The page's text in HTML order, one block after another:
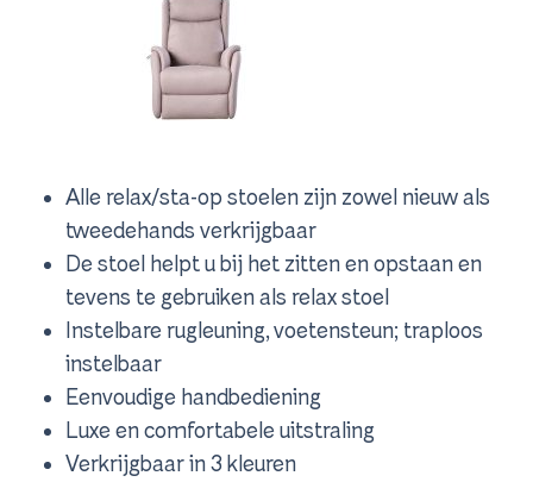
Alle relax/sta-op stoelen zijn zowel nieuw als
tweedehands verkrijgbaar
De stoel helpt u bij het zitten en opstaan en
tevens te gebruiken als relax stoel
Instelbare rugleuning, voetensteun; traploos
instelbaar
Eenvoudige handbediening
Luxe en comfortabele uitstraling
Verkrijgbaar in 3 kleuren